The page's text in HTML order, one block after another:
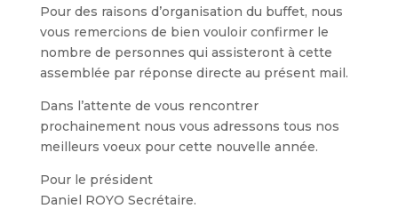
Pour des raisons d’organisation du buffet, nous
vous remercions de bien vouloir confirmer le
nombre de personnes qui assisteront à cette
assemblée par réponse directe au présent mail.
Dans l’attente de vous rencontrer
prochainement nous vous adressons tous nos
meilleurs voeux pour cette nouvelle année.
Pour le président
Daniel ROYO Secrétaire.